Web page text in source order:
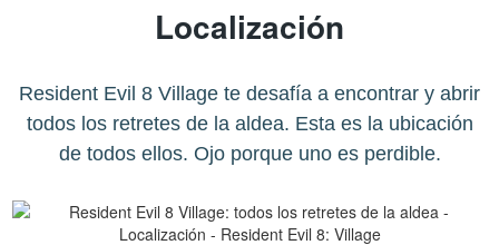
Localización
Resident Evil 8 Village te desafía a encontrar y abrir
todos los retretes de la aldea. Esta es la ubicación
de todos ellos. Ojo porque uno es perdible.